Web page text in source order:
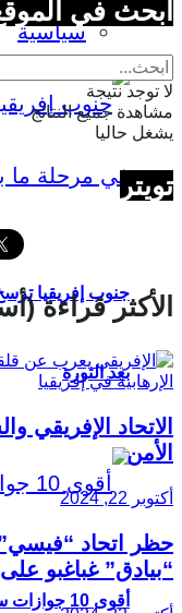
سياسية
جنوب إفريقيا
بعد الثورة
أقوى 10 جوازات سفر في إفريقيا لعام 2026
ابحث في
لا توجد نتيجة
مشاهدة جميع النتائج
يشغل حاليا
تويتر
الأكثر قراءة
الاتحاد
الأمن
أكتوبر 22, 2024
حظر اتحاد “فيسي”
“بيادق” غباغبو